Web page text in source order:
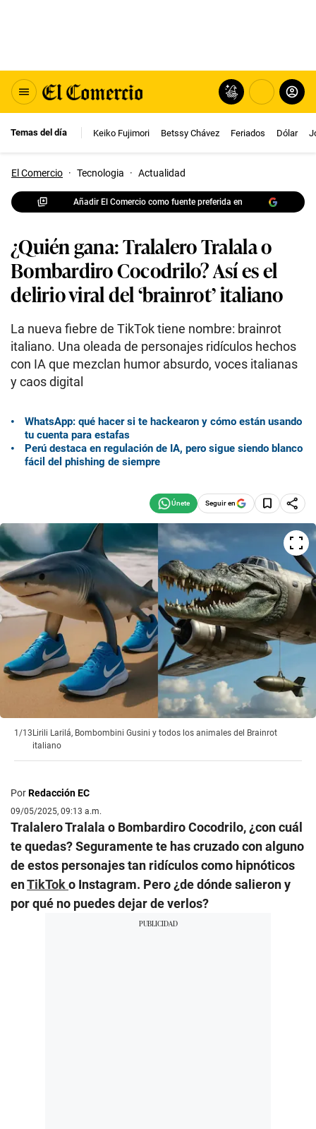
Temas del día Keiko Fujimori Betssy Chávez Feriados Dólar
El Comercio · Tecnologia · Actualidad
Añadir El Comercio como fuente preferida en
¿Quién gana: Tralalero Tralala o
Bombardiro Cocodrilo? Así es el
delirio viral del ‘brainrot’ italiano
La nueva fiebre de TikTok tiene nombre: brainrot
italiano. Una oleada de personajes ridículos hechos
con IA que mezclan humor absurdo, voces italianas
y caos digital
WhatsApp: qué hacer si te hackearon y cómo están usando
tu cuenta para estafas
Perú destaca en regulación de IA, pero sigue siendo blanco
fácil del phishing de siempre
Seguir en
1/13Lirili Larilá, Bombombini Gusini y todos los animales del Brainrot
italiano
PorRedacción EC
09/05/2025, 09:13 a.m.
Tralalero Tralala o Bombardiro Cocodrilo, ¿con cuál
te quedas? Seguramente te has cruzado con alguno
de estos personajes tan ridículos como hipnóticos
enTikToko Instagram. Pero ¿de dónde salieron y
por qué no puedes dejar de verlos?